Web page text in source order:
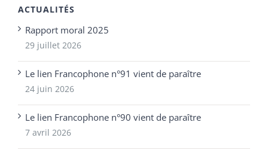
ACTUALITÉS
Rapport moral 2025
29 juillet 2026
Le lien Francophone n°91 vient de paraître
24 juin 2026
Le lien Francophone n°90 vient de paraître
7 avril 2026